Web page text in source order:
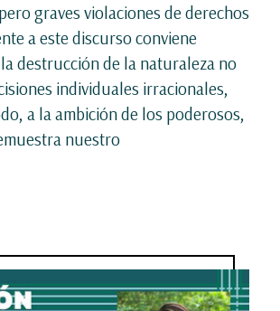
graves violaciones de derechos
a este discurso conviene
destrucción de la naturaleza no
individuales irracionales,
a la ambición de los poderosos,
nuestro